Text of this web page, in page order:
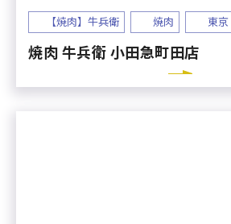
【焼肉】牛兵衛 焼肉 東京
焼肉 牛兵衛 小田急町田店